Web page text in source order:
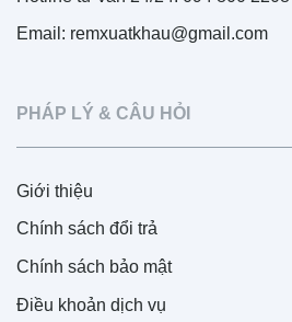
Email: remxuatkhau@gmail.com
PHÁP LÝ & CÂU HỎI
Giới thiệu
Chính sách đổi trả
Chính sách bảo mật
Điều khoản dịch vụ